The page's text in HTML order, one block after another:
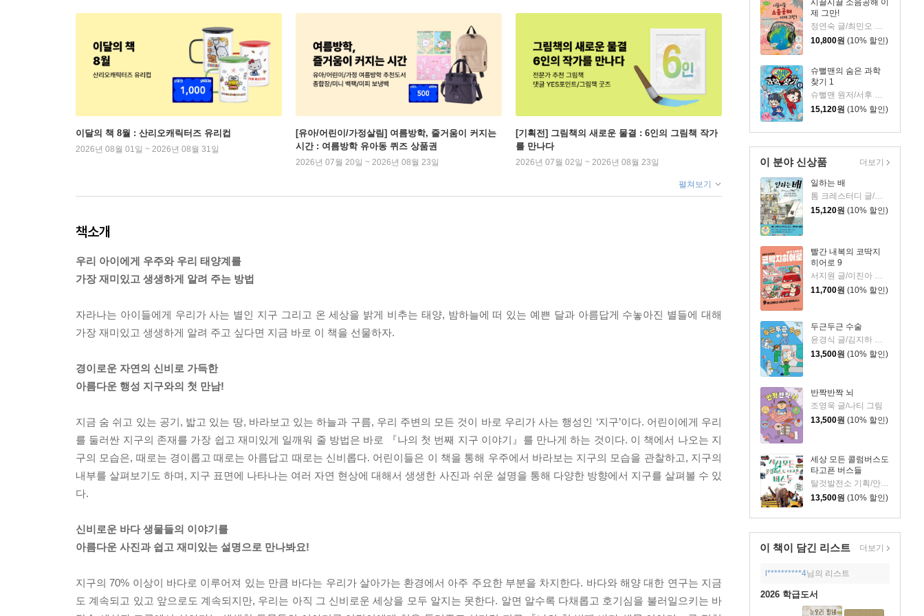
시끌시끌 소음공해 이
제 그만!
정연숙 글/최민오 그림/(사)한국소음진동공학회 감수
10,800원 (10% 할인)
슈뻘맨의 숨은 과학
찾기 1
슈뻘맨 원저/서후 글/류수형 그림/샌드박스네트워크,정재형 감수
15,120원 (10% 할인)
이 분야 신상품
일하는 배
톰 크레스터디 글/장석봉 그림
15,120원 (10% 할인)
빨간 내복의 코딱지
히어로 9
11,700원 (10% 할인)
두근두근 수술
윤경식 글/김지하 그림
13,500원 (10% 할인)
반짝반짝 뇌
조영욱 글/나티 그림
13,500원 (10% 할인)
세상 모든 콜럼버스도
타고픈 버스들
13,500원 (10% 할인)
더보기
이 책이 담긴 리스트 더보기
l**********4님의 리스트
2026 학급도서
이달의 책 8월 : 산리오캐릭터즈 유리컵
2026년 08월 01일 ~ 2026년 08월 31일
[유아/어린이/가정살림] 여름방학, 줄거움이 커지는
시간 : 여름방학 유아동 퀴즈 상품권
2026년 07월 20일 ~ 2026년 08월 23일
[기획전] 그림책의 새로운 물결 : 6인의 그림책 작가
를 만나다
2026년 07월 02일 ~ 2026년 08월 23일
펼쳐보기
책소개
우리 아이에게 우주와 우리 태양계를
가장 재미있고 생생하게 알려 주는 방법
자라나는 아이들에게 우리가 사는 별인 지구 그리고 온 세상을 밝게 비추는 태양, 밤하늘에 떠 있는 예쁜 달과 아름답게 수놓아진 별들에 대해
가장 재미있고 생생하게 알려 주고 싶다면 지금 바로 이 책을 선물하자.
경이로운 자연의 신비로 가득한
아름다운 행성 지구와의 첫 만남!
지금 숨 쉬고 있는 공기, 밟고 있는 땅, 바라보고 있는 하늘과 구름, 우리 주변의 모든 것이 바로 우리가 사는 행성인 ‘지구’이다. 어린이에게 우리
를 둘러싼 지구의 존재를 가장 쉽고 재미있게 일깨워 줄 방법은 바로 『나의 첫 번째 지구 이야기』를 만나게 하는 것이다. 이 책에서 나오는 지
구의 모습은, 때로는 경이롭고 때로는 아름답고 때로는 신비롭다. 어린이들은 이 책을 통해 우주에서 바라보는 지구의 모습을 관찰하고, 지구의
내부를 살펴보기도 하며, 지구 표면에 나타나는 여러 자연 현상에 대해서 생생한 사진과 쉬운 설명을 통해 다양한 방향에서 지구를 살펴볼 수 있
다.
신비로운 바다 생물들의 이야기를
아름다운 사진과 쉽고 재미있는 설명으로 만나봐요!
지구의 70% 이상이 바다로 이루어져 있는 만큼 바다는 우리가 살아가는 환경에서 아주 주요한 부분을 차지한다. 바다와 해양 대한 연구는 지금
도 계속되고 있고 앞으로도 계속되지만, 우리는 아직 그 신비로운 세상을 모두 알지는 못한다. 알면 알수록 다채롭고 호기심을 불러일으키는 바